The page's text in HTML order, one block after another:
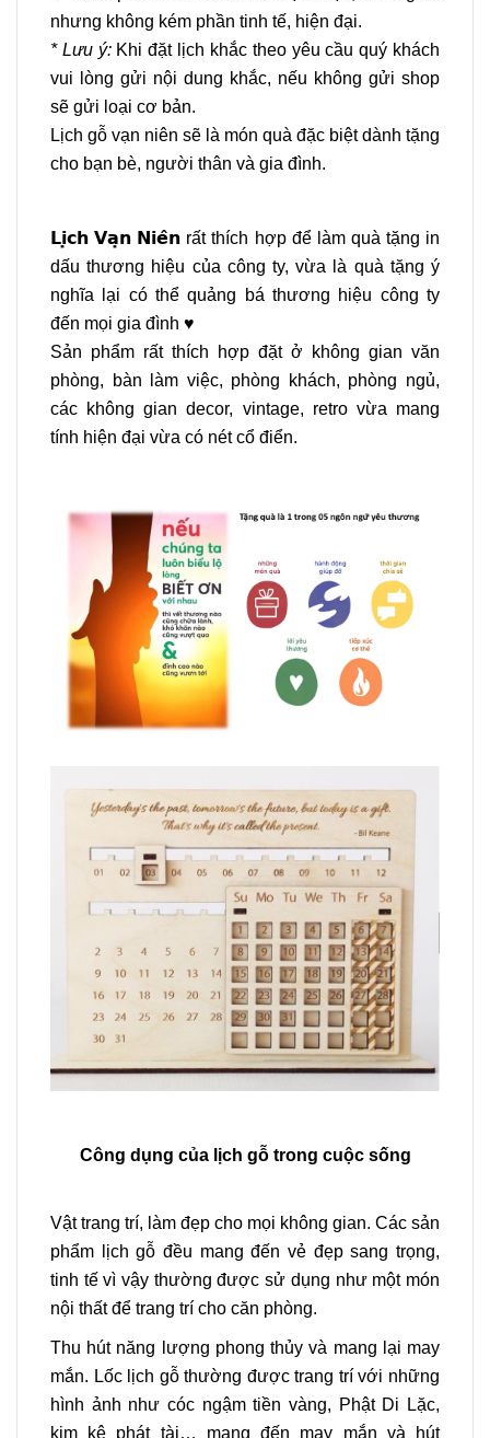
nhưng không kém phần tinh tế, hiện đại.
* Lưu ý:Khi đặt lịch khắc theo yêu cầu quý khách
vui lòng gửi nội dung khắc, nếu không gửi shop
sẽ gửi loại cơ bản.
Lịch gỗ vạn niên sẽ là món quà đặc biệt dành tặng
cho bạn bè, người thân và gia đình.
𝗟𝗶̣𝗰𝗵 𝗩𝗮̣𝗻 𝗡𝗶𝗲̂𝗻 rất thích hợp để làm quà tặng in
dấu thương hiệu của công ty, vừa là quà tặng ý
nghĩa lại có thể quảng bá thương hiệu công ty
đến mọi gia đình ♥
Sản phẩm rất thích hợp đặt ở không gian văn
phòng, bàn làm việc, phòng khách, phòng ngủ,
các không gian decor, vintage, retro vừa mang
tính hiện đại vừa có nét cổ điển.
Công dụng của lịch gỗ trong cuộc sống
Vật trang trí, làm đẹp cho mọi không gian. Các sản
phẩm lịch gỗ đều mang đến vẻ đẹp sang trọng,
tinh tế vì vậy thường được sử dụng như một món
nội thất để trang trí cho căn phòng.
Thu hút năng lượng phong thủy và mang lại may
mắn. Lốc lịch gỗ thường được trang trí với những
hình ảnh như cóc ngậm tiền vàng, Phật Di Lặc,
kim kê phát tài… mang đến may mắn và hút